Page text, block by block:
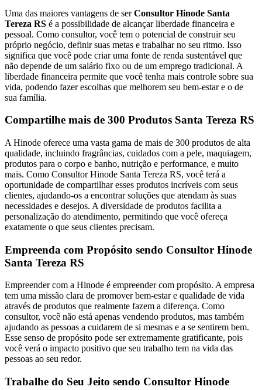
Uma das maiores vantagens de serConsultor Hinode Santa
Tereza RS é a possibilidade de alcançar liberdade financeira e
pessoal. Como consultor, você tem o potencial de construir seu
próprio negócio, definir suas metas e trabalhar no seu ritmo. Isso
significa que você pode criar uma fonte de renda sustentável que
não depende de um salário fixo ou de um emprego tradicional. A
liberdade financeira permite que você tenha mais controle sobre sua
vida, podendo fazer escolhas que melhorem seu bem-estar e o de
sua família.
Compartilhe mais de 300 Produtos Santa Tereza RS
A Hinode oferece uma vasta gama de mais de 300 produtos de alta
qualidade, incluindo fragrâncias, cuidados com a pele, maquiagem,
produtos para o corpo e banho, nutrição e performance, e muito
mais. Como Consultor Hinode Santa Tereza RS, você terá a
oportunidade de compartilhar esses produtos incríveis com seus
clientes, ajudando-os a encontrar soluções que atendam às suas
necessidades e desejos. A diversidade de produtos facilita a
personalização do atendimento, permitindo que você ofereça
exatamente o que seus clientes precisam.
Empreenda com Propósito sendo Consultor Hinode
Santa Tereza RS
Empreender com a Hinode é empreender com propósito. A empresa
tem uma missão clara de promover bem-estar e qualidade de vida
através de produtos que realmente fazem a diferença. Como
consultor, você não está apenas vendendo produtos, mas também
ajudando as pessoas a cuidarem de si mesmas e a se sentirem bem.
Esse senso de propósito pode ser extremamente gratificante, pois
você verá o impacto positivo que seu trabalho tem na vida das
pessoas ao seu redor.
Trabalhe do Seu Jeito sendo Consultor Hinode